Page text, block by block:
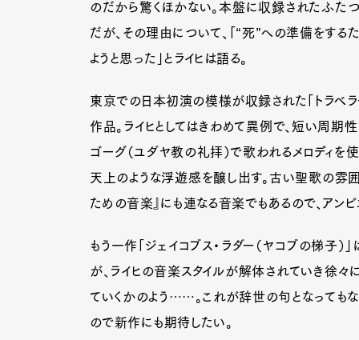
のだから驚くほかない。本盤に収録されたふ
だが、その理由について、「“死”への準備をする
ようと思った」とライヒは語る。
東京での日本初演の模様が収録された「トラベラ
作品。ライヒとしてはきわめて異例で、短い周期
ゴーグ（ユダヤ教の礼拝）で歌われるメロディ
天上のような浮遊感を醸し出す。古い聖歌の雰
ための音楽』にも連なる音楽でもあるので、アン
もう一作「ジェイコブス・ラダー（ヤコブの梯子
が、ライヒの音楽スタイルが解体されていき徐
ていくかのよう……。これが辞世の句となっても
ので新作にも期待したい。